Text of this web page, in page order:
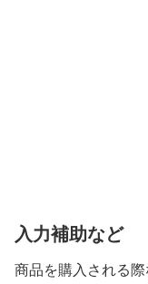
入力補助など
商品を購入される